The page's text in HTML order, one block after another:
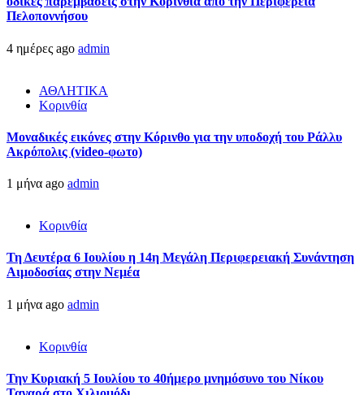
Πελοποννήσου
4 ημέρες ago admin
ΑΘΛΗΤΙΚΑ
Κορινθία
Μοναδικές εικόνες στην Κόρινθο για την υποδοχή του Ράλλυ
Ακρόπολις (video-φωτο)
1 μήνα ago admin
Κορινθία
Τη Δευτέρα 6 Ιουλίου η 14η Μεγάλη Περιφερειακή Συνάντηση
Αιμοδοσίας στην Νεμέα
1 μήνα ago admin
Κορινθία
Την Κυριακή 5 Ιουλίου το 40ήμερο μνημόσυνο του Νίκου